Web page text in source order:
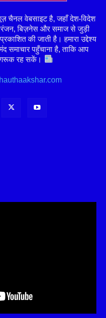
चैनल वेबसाइट है, जहाँ देश-विदेश
बिज़नेस और समाज से जुड़ी
की जाती है। हमारा उद्देश्य
समाचार पहुँचाना है, ताकि आप
रह सकें।